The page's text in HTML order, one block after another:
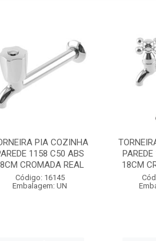
PIA COZINHA
1158 C50 ABS
CROMADA REAL
Código: 16145
Embalagem: UN
18CM